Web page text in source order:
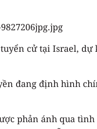
cử tại Israel,
đang định hình
phản ánh qua